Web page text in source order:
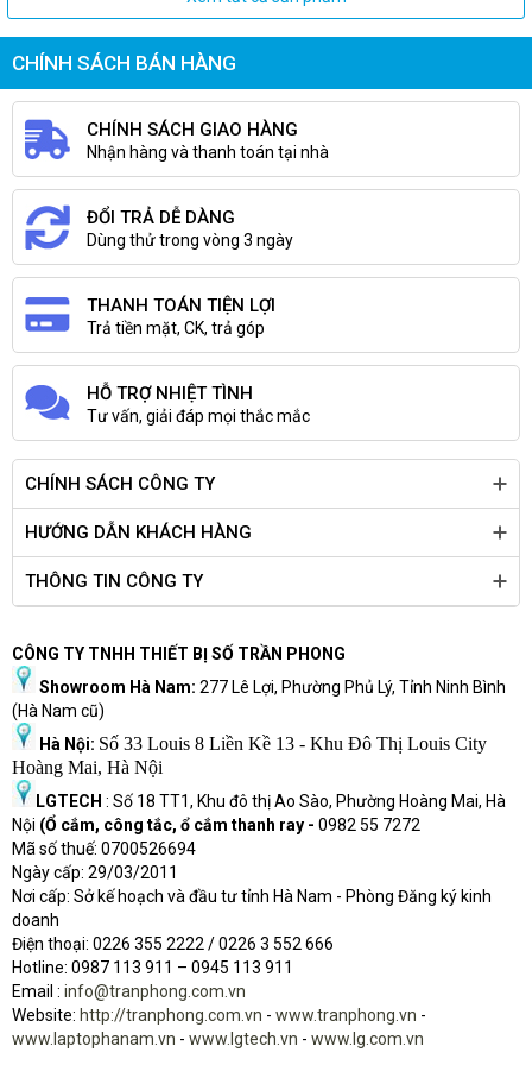
CHÍNH SÁCH BÁN HÀNG
CHÍNH SÁCH GIAO HÀNG
Nhận hàng và thanh toán tại nhà
ĐỔI TRẢ DỄ DÀNG
Dùng thử trong vòng 3 ngày
THANH TOÁN TIỆN LỢI
Trả tiền mặt, CK, trả góp
HỖ TRỢ NHIỆT TÌNH
Tư vấn, giải đáp mọi thắc mắc
CHÍNH SÁCH CÔNG TY
HƯỚNG DẪN KHÁCH HÀNG
THÔNG TIN CÔNG TY
CÔNG TY TNHH THIẾT BỊ SỐ TRẦN PHONG
Showroom Hà Nam: 277 Lê Lợi, Phường Phủ Lý, Tỉnh Ninh Bình
(Hà Nam cũ)
Hà Nội: Số 33 Louis 8 Liền Kề 13 - Khu Đô Thị Louis City
Hoàng Mai, Hà Nội
LGTECH : Số 18 TT1, Khu đô thị Ao Sào, Phường Hoàng Mai, Hà
Nội (Ổ cắm, công tắc, ổ cắm thanh ray - 0982 55 7272
Mã số thuế: 0700526694
Ngày cấp: 29/03/2011
Nơi cấp: Sở kế hoạch và đầu tư tỉnh Hà Nam - Phòng Đăng ký kinh
doanh
Điện thoại: 0226 355 2222 / 0226 3 552 666
Hotine: 0987 113 911 – 0945 113 911
Email : info@tranphong.com.vn
Website: http://tranphong.com.vn - www.tranphong.vn -
www.laptophanam.vn - www.lgtech.vn - www.lg.com.vn